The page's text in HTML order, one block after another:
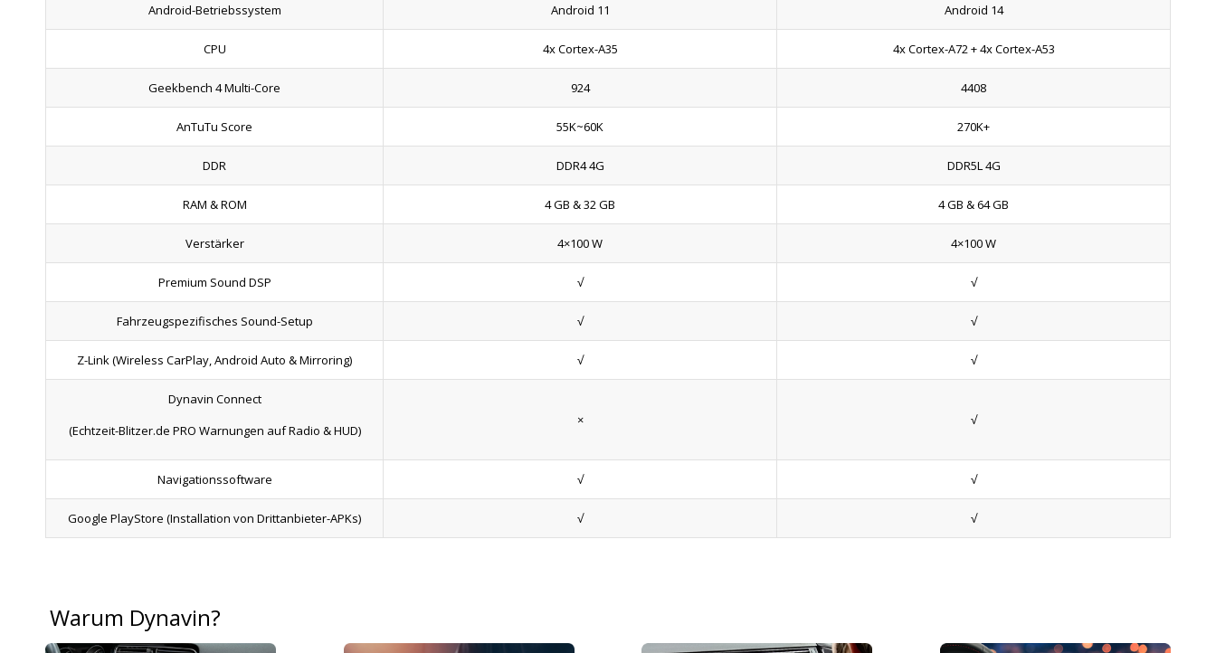
Android-Betriebssystem Android 11 Android 14
CPU 4x Cortex-A35 4x Cortex-A72 + 4x Cortex-A53
Geekbench 4 Multi-Core 924 4408
AnTuTu Score 55K~60K 270K+
DDR DDR4 4G DDR5L 4G
RAM & ROM 4 GB & 32 GB 4 GB & 64 GB
Verstärker 4×100 W 4×100 W
Premium Sound DSP √ √
Fahrzeugspezifisches Sound-Setup √ √
Z-Link(Wireless CarPlay, Android Auto & Mirroring) √ √
Dynavin Connect
(Echtzeit-Blitzer.de PRO Warnungen auf Radio & HUD)
× √
Navigationssoftware √ √
Google PlayStore (Installation von Drittanbieter-APKs) √ √
Warum Dynavin?